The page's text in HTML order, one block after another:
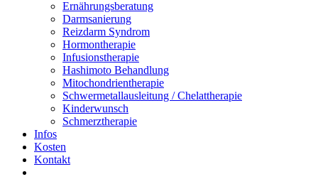
Ernährungsberatung
Darmsanierung
Reizdarm Syndrom
Hormontherapie
Infusionstherapie
Hashimoto Behandlung
Mitochondrientherapie
Schwermetallausleitung / Chelattherapie
Kinderwunsch
Schmerztherapie
Infos
Kosten
Kontakt